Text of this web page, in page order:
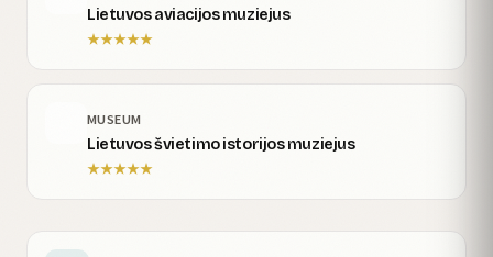
Lietuvos aviacijos muziejus
★★★★★
MUSEUM
Lietuvos švietimo istorijos muziejus
★★★★★